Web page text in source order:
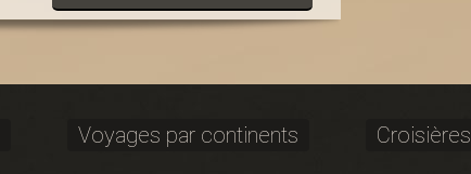
Voyages par continents Croisières